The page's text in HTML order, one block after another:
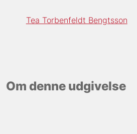
Tea Torbenfeldt Bengtsson
Om denne udgivelse